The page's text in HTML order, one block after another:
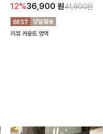
요~!
12%36,900 원41,900원
리뷰 카운트 영역